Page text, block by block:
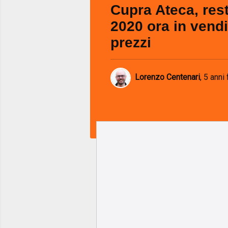
Cupra Ateca,
2020 ora in
prezzi
Lorenzo Centenari, 5 anni